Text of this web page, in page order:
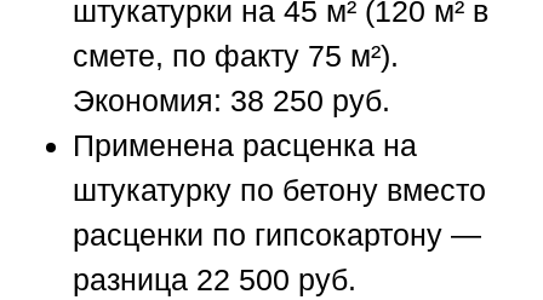
штукатурки на 45 м² (120 м² в
смете, по факту 75 м²).
Экономия: 38 250 руб.
Применена расценка на
штукатурку по бетону вместо
расценки по гипсокартону —
разница 22 500 руб.